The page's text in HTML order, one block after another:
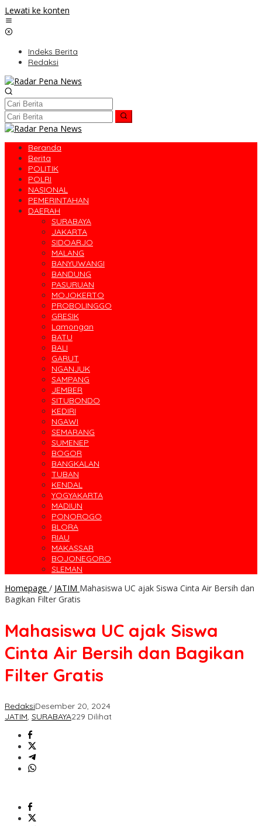
Lewati ke konten
Indeks Berita
Redaksi
Beranda
Berita
POLITIK
POLRI
NASIONAL
PEMERINTAHAN
DAERAH
SURABAYA
JAKARTA
SIDOARJO
MALANG
BANYUWANGI
BANDUNG
PASURUAN
MOJOKERTO
PROBOLINGGO
GRESIK
Lamongan
BATU
BALI
GARUT
NGANJUK
SAMPANG
JEMBER
SITUBONDO
KEDIRI
NGAWI
SEMARANG
SUMENEP
BOGOR
BANGKALAN
TUBAN
KENDAL
YOGYAKARTA
MADIUN
PONOROGO
BLORA
RIAU
MAKASSAR
BOJONEGORO
SLEMAN
Homepage / JATIM Mahasiswa UC ajak Siswa Cinta Air Bersih dan
Bagikan Filter Gratis
Mahasiswa UC ajak Siswa
Cinta Air Bersih dan Bagikan
Filter Gratis
RedaksiDesember 20, 2024
JATIM, SURABAYA229 Dilihat